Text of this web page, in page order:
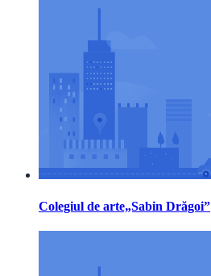
Colegiul de arte„Sabin Drăgoi”